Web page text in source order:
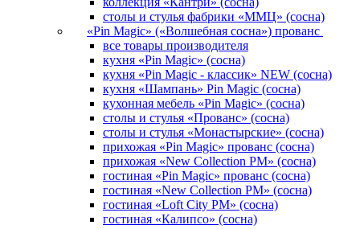
столы и стулья фабрики «ММЦ» (сосна)
«Pin Magic» («Волшебная сосна») прованс
все товары производителя
кухня «Pin Magic» (сосна)
кухня «Pin Magic - классик» NEW (сосна)
кухня «Шампань» Pin Magic (сосна)
кухонная мебель «Pin Magic» (сосна)
столы и стулья «Прованс» (сосна)
столы и стулья «Монастырские» (сосна)
прихожая «Pin Magic» прованс (сосна)
прихожая «New Collection PM» (сосна)
гостиная «Pin Magic» прованс (сосна)
гостиная «New Collection PM» (сосна)
гостиная «Loft City PM» (сосна)
гостиная «Калипсо» (сосна)